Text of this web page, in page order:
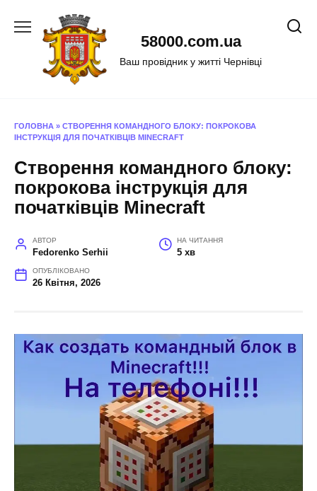
58000.com.ua
Ваш провідник у житті Чернівці
ГОЛОВНА » СТВОРЕННЯ КОМАНДНОГО БЛОКУ: ПОКРОКОВА
ІНСТРУКЦІЯ ДЛЯ ПОЧАТКІВЦІВ MINECRAFT
Створення командного блоку:
покрокова інструкція для
початківців Minecraft
АВТОР
Fedorenko Serhii
НА ЧИТАННЯ
5 хв
ОПУБЛІКОВАНО
26 Квітня, 2026